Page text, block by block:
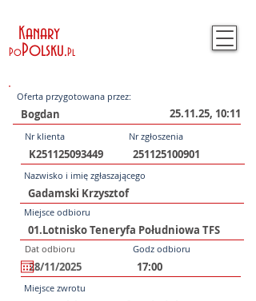
Kanary
PoPolsku.Pl
Oferta przygotowana przez:
25.11.25, 10:11
Nr klienta Nr zgłoszenia
Nazwisko i imię zgłaszającego
Miejsce odbioru
Dat odbioru Godz odbioru
Miejsce zwrotu